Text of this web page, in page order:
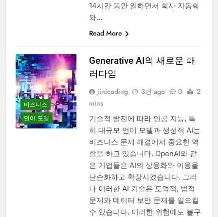
14시간 동안 일하면서 회사 자동화
와…
Read More
비즈니스
언어 모델
Generative AI의 새로운 패
러다임
jinicoding 3년 ago 0
2
mins
기술적 발전에 따라 인공 지능, 특
히 대규모 언어 모델과 생성적 AI는
비즈니스 문제 해결에서 중요한 역
할을 하고 있습니다. OpenAI와 같
은 기업들은 AI의 상용화와 이용을
단순화하고 확장시켰습니다. 그러
나 이러한 AI 기술은 도덕적, 법적
문제와 데이터 보안 문제를 일으킬
수 있습니다. 이러한 위험에도 불구